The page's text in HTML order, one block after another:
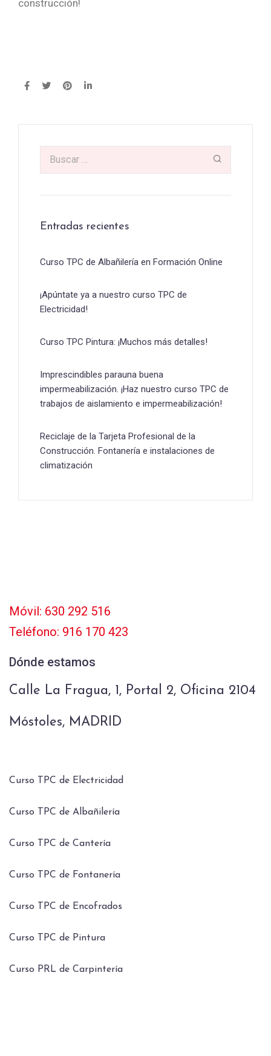
construcción!
Entradas recientes
Curso TPC de Albañilería en Formación Online
¡Apúntate ya a nuestro curso TPC de
Electricidad!
Curso TPC Pintura: ¡Muchos más detalles!
Imprescindibles parauna buena
impermeabilización. ¡Haz nuestro curso TPC de
trabajos de aislamiento e impermeabilización!
Reciclaje de la Tarjeta Profesional de la
Construcción. Fontanería e instalaciones de
climatización
Móvil: 630 292 516
Teléfono: 916 170 423
Dónde estamos
Calle La Fragua, 1, Portal 2, Oficina 2104
Móstoles, MADRID
Curso TPC de Electricidad
Curso TPC de Albañilería
Curso TPC de Cantería
Curso TPC de Fontanería
Curso TPC de Encofrados
Curso TPC de Pintura
Curso PRL de Carpintería